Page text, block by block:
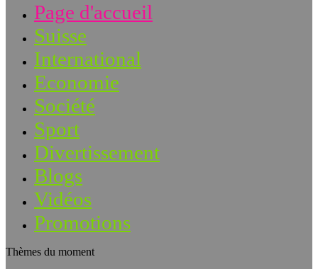
Page d'accueil
Suisse
International
Economie
Société
Sport
Divertissement
Blogs
Vidéos
Promotions
Thèmes du moment